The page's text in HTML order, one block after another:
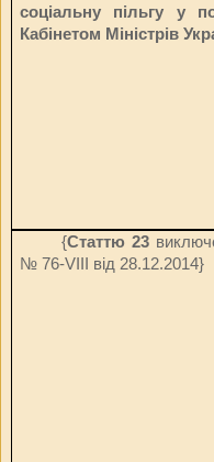
соціальну пільгу у
Кабінетом Міністрів
{Статтю 23
№ 76-VIII від 28.12.2014}